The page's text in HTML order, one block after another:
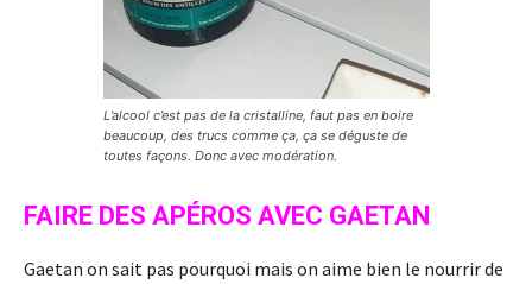
L’alcool c’est pas de la cristalline, faut pas en boire
beaucoup, des trucs comme ça, ça se déguste de
toutes façons. Donc avec modération.
FAIRE DES APÉROS AVEC GAETAN
Gaetan on sait pas pourquoi mais on aime bien le nourrir de